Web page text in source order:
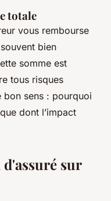
totale
vous rembourse
bien
somme est
tous risques
bon sens : pourquoi
dont l’impact
sur